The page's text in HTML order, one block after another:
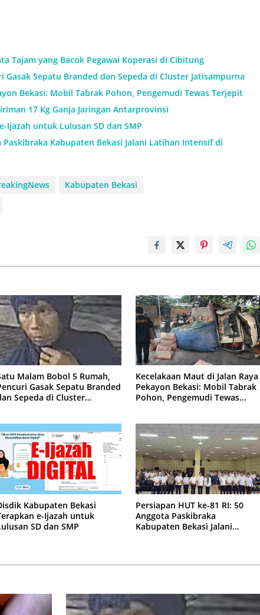
Tajam yang Bacok Pegawai Koperasi di Cibitung
Gasak Sepatu Branded dan Sepeda di Cluster Jatisampurna
Bekasi: Mobil Tabrak Pohon, Pengemudi Tewas Terjepit
17 Kg Ganja Jaringan Antarprovinsi
Ijazah untuk Lulusan SD dan SMP
Paskibraka Kabupaten Bekasi Jalani Latihan Intensif di
Kabupaten Bekasi
Malam Bobol 5 Rumah,
Gasak Sepatu Branded
Sepeda di Cluster
Kecelakaan Maut di Jalan Raya
Pekayon Bekasi: Mobil Tabrak
Pohon, Pengemudi Tewas
Kabupaten Bekasi
e-Ijazah untuk
SD dan SMP
Persiapan HUT ke-81 RI: 50
Anggota Paskibraka
Kabupaten Bekasi Jalani